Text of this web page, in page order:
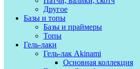
Другое
Базы и топы
Базы и праймеры
Топы
Гель-лаки
Гель-лак Akinami
Основная коллекция